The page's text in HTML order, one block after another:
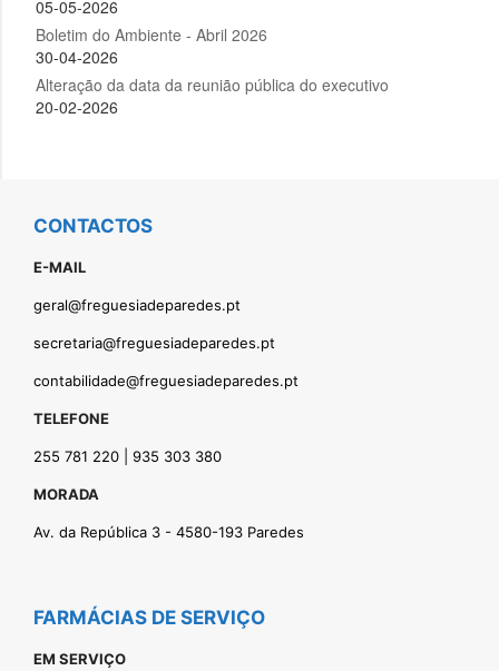
CONTACTOS
E-MAIL
geral@freguesiadeparedes.pt
secretaria@freguesiadeparedes.pt
contabilidade@freguesiadeparedes.pt
TELEFONE
255 781 220 | 935 303 380
MORADA
Av. da República 3 - 4580-193 Paredes
FARMÁCIAS DE SERVIÇO
EM SERVIÇO